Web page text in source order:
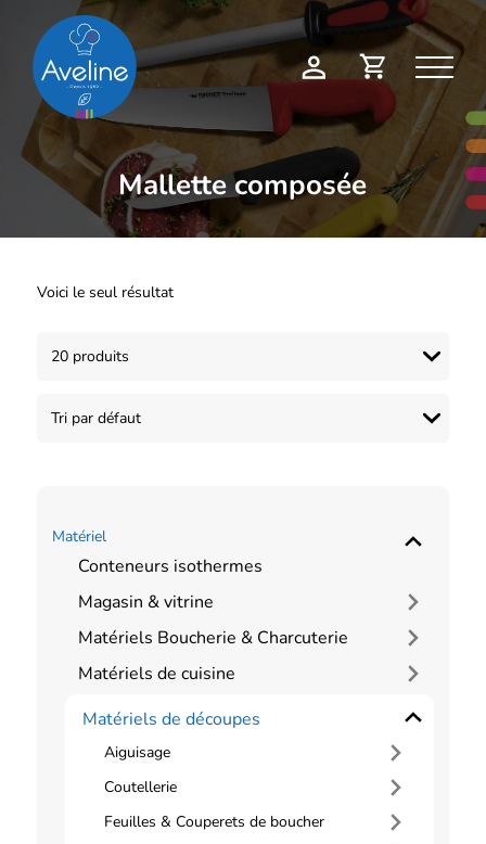
Mon Demande
de
Mallette composée
Voici le seul résultat
Matériel
Conteneurs isothermes
Magasin & vitrine
Matériels Boucherie & Charcuterie
Matériels de cuisine
Matériels de découpes
Aiguisage
Coutellerie
Feuilles & Couperets de boucher
Panneau de gestion des cookies